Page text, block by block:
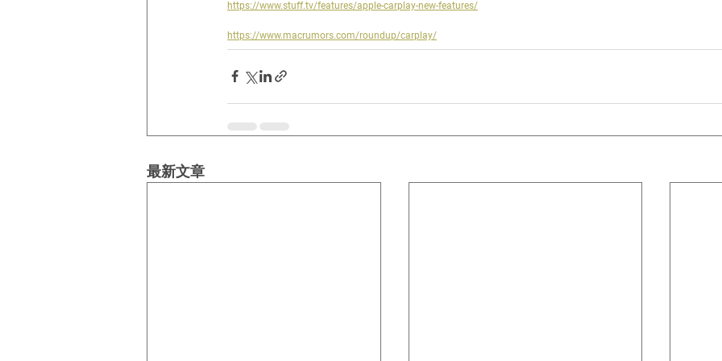
https://www.stuff.tv/features/apple-carplay-new-features/
https://www.macrumors.com/roundup/carplay/
最新文章